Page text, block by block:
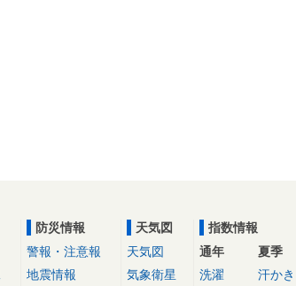
防災情報
警報・注意報
地震情報
天気図
天気図
気象衛星
指数情報
通年
洗濯
夏季
汗かき